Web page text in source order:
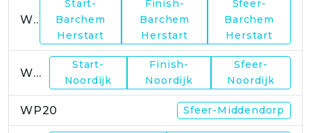
WP17
Start-
Barchem
Herstart
Finish-
Barchem
Herstart
Sfeer-
Barchem
Herstart
WP19
Start-
Noordijk
Finish-
Noordijk
Sfeer-
Noordijk
WP20 Sfeer-Middendorp